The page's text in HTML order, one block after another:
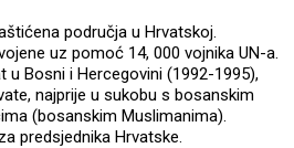
područja u Hrvatskoj.
uz pomoć 14, 000 vojnika UN-a.
u Bosni i Hercegovini (1992-1995),
najprije u sukobu s bosanskim
(bosanskim Muslimanima).
predsjednika Hrvatske.